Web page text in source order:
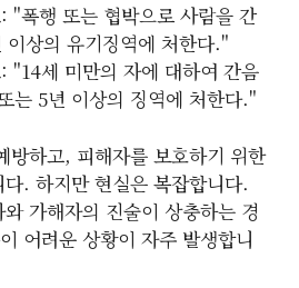
: "폭행 또는 협박으로 사람을 간
상의 유기징역에 처한다."
: "14세 미만의 자에 대하여 간음
는 5년 이상의 징역에 처한다."
방하고, 피해자를 보호하기 위한
. 하지만 현실은 복잡합니다.
가해자의 진술이 상충하는 경
어려운 상황이 자주 발생합니